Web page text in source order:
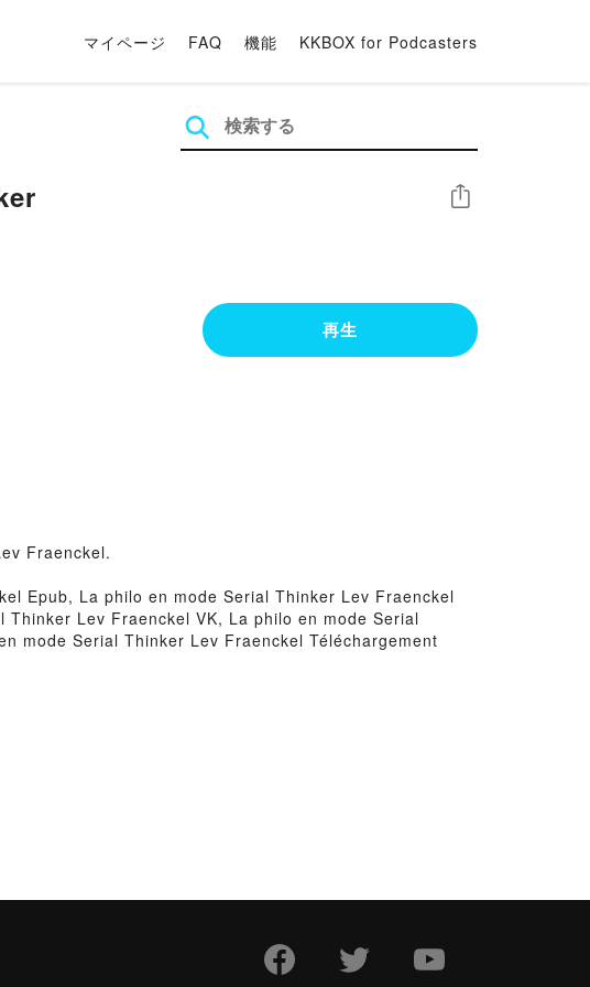
マイページ FAQ 機能 KKBOX for Podcasters
シェア
再生
Fraenckel.
Epub, La philo en mode Serial Thinker Lev Fraenckel
Lev Fraenckel VK, La philo en mode Serial
mode Serial Thinker Lev Fraenckel Téléchargement